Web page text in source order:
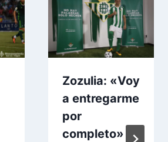
Zozulia: «Voy
a entregarme
por
completo»